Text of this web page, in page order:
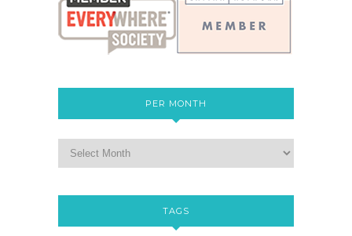
PER MONTH
TAGS